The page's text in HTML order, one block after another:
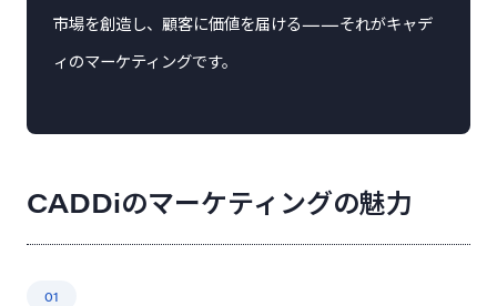
市場を創造し、顧客に価値を届ける——それがキャデ
ィのマーケティングです。
CADDiのマーケティングの魅力
01